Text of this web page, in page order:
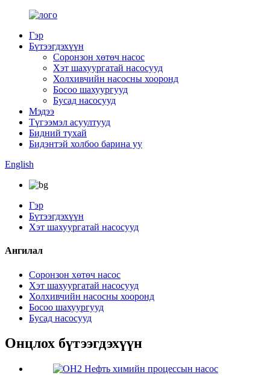
Гэр
Бүтээгдэхүүн
Соронзон хөтөч насос
Хэт шахуургатай насосууд
Холхивчийн насосны хооронд
Босоо шахуургууд
Бусад насосууд
Мэдээ
Түгээмэл асуултууд
Бидний тухай
Бидэнтэй холбоо барина уу
English
Гэр
Бүтээгдэхүүн
Хэт шахуургатай насосууд
Ангилал
Соронзон хөтөч насос
Хэт шахуургатай насосууд
Холхивчийн насосны хооронд
Босоо шахуургууд
Бусад насосууд
Онцлох бүтээгдэхүүн